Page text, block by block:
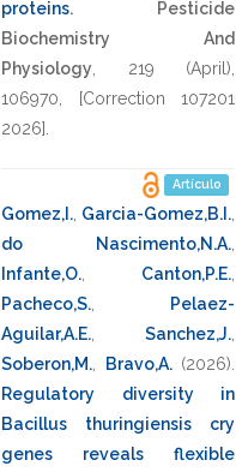
proteins.
Pesticide
Biochemistry And
Physiology
219 (April),
106970
[Correction 107201
2026]
Artículo
Gomez,I. Garcia-Gomez,B.I.
do Nascimento,N.A.
Infante,O.
Canton,P.E.
Pacheco,S.
Pelaez-
Aguilar,A.E.
Sanchez,J.
Soberon,M.
Bravo,A. (2026)
Regulatory diversity in
Bacillus thuringiensis cry
genes reveals flexible